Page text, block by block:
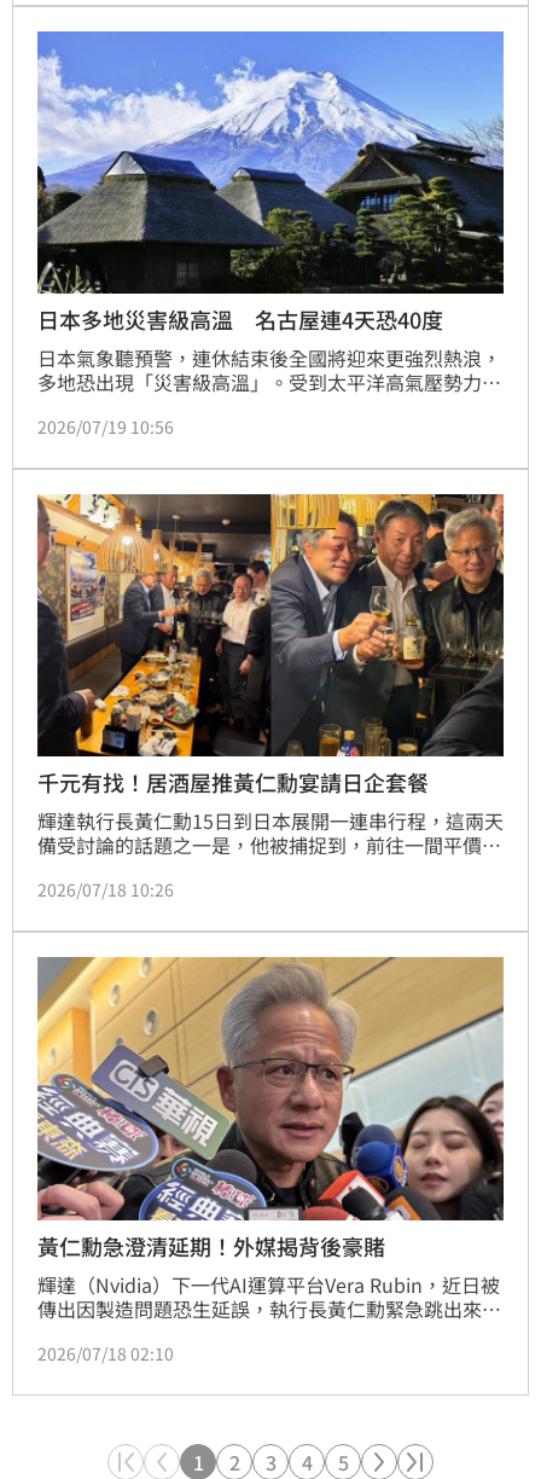
新增中和光復、新桃林兩線，更透過五泰與泰板輕軌串
聯第四環，有效整合北北基桃交通動能。此舉不僅大幅
提升通勤效率，更透過綿密軌道建設帶動區域發展，打
造更便利、高品質的都會生活圈，落實新北作為北台灣
交通樞紐的核心競爭力。
日本多地災害級高溫 名古屋連4天恐40度
日本氣象聽預警，連休結束後全國將迎來更強烈熱浪，
多地恐出現「災害級高溫」。受到太平洋高氣壓勢力增
市可能連續4天出現最高氣溫達40度以上的「酷暑
「猛暑日」，當局呼籲民眾嚴防中暑。
2026/07/19 10:56
千元有找！居酒屋推黃仁勳宴請日企套餐
輝達執行長黃仁勳15日到日本展開一連串行程，這兩天
備受討論的話題之一是，他被捕捉到，前往一間平價居
在推出黃仁勳套餐，且不到台幣1000元，甚至在
論。
2026/07/18 10:26
黃仁勳急澄清延期！外媒揭背後豪賭
輝達（Nvidia）下一代AI運算平台Vera Rubin，近日被
傳出因製造問題恐生延誤，執行長黃仁勳緊急跳出來滅
國財經媒體《The Street》分析指出，這句澄清背後護
賴以維繫的一場大賭注。
2026/07/18 02:10
1 2 3 4 5